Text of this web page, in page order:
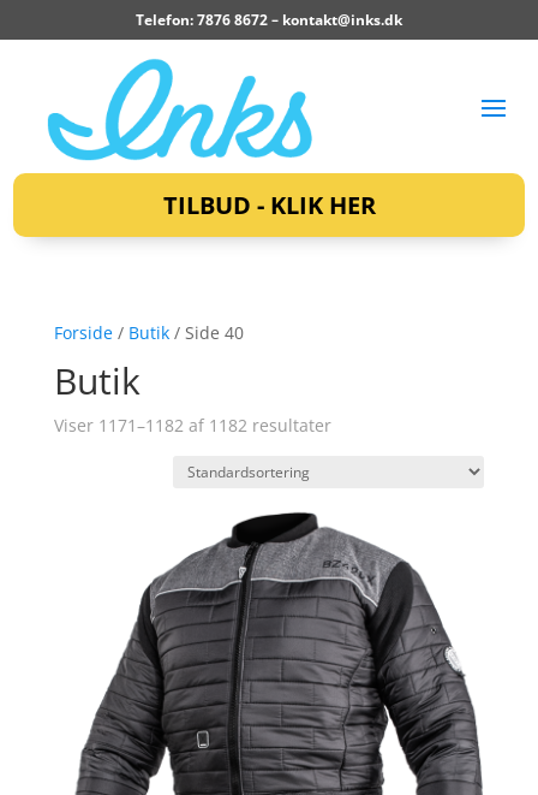
Telefon: 7876 8672 – kontakt@inks.dk
TILBUD - KLIK HER
Forside/ Butik/ Side 40
Butik
Viser 1171–1182 af 1182 resultater